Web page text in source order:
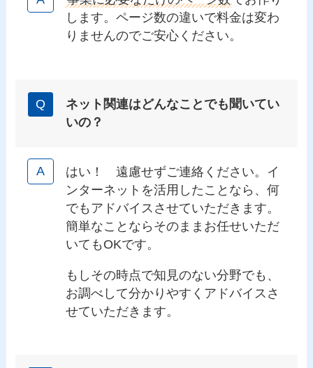
します。ページ数の違いで料金は変わ
りませんのでご安心ください。
ネット関連はどんなことでも聞いてい
いの？
はい！ 遠慮せずご連絡ください。イ
ンターネットを活用したことなら、何
でもアドバイスさせていただきます。
簡単なことならそのままお任せいただ
いてもOKです。
もしその時点で知見のない分野でも、
お調べして分かりやすくアドバイスさ
せていただきます。